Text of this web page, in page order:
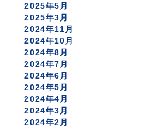
2025年5月
2025年3月
2024年11月
2024年10月
2024年8月
2024年7月
2024年6月
2024年5月
2024年4月
2024年3月
2024年2月